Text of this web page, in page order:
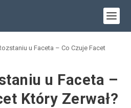
u Faceta – Co Czuje Facet
u Faceta –
Który Zerwał?